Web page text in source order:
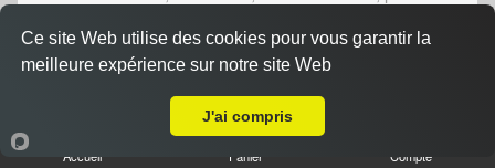
Accueil Panier Compte
Ce site Web utilise des cookies pour vous garantir la
meilleure expérience sur notre site Web
J'ai compris